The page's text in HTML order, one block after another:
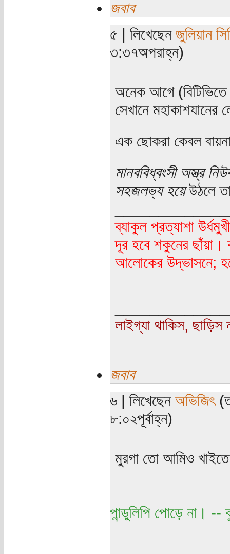
জবাব
৫ | লিখেছেন জুলিয়ান
৩:৩৭অপরাহ্ন)
অনেক আগে (বিটিভিতে
সেখানে
এক ছোকরা কেবল
মানববিধ্বংসী অস্ত্র
সহজলভ্য হয়েউঠলে
ব্যাকুল প্রত্যাশা
দূর হবে শকুনের ছাঁয়া।
আলোকের উদ্ভাসনে;
লাইগ্যা থাকিস, ছাড়িস
জবাব
৬ | লিখেছেন অভিজিৎ
৮:০২পূর্বাহ্ন)
মুরগা তো আমিও
পান্ডুলিপি পোড়ে না। --